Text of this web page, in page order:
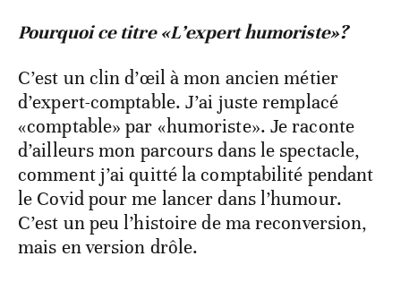
Pourquoi ce titre «L’expert humoriste»?
C’est un clin d’œil à mon ancien métier
d’expert-comptable. J’ai juste remplacé
«comptable» par «humoriste». Je raconte
d’ailleurs mon parcours dans le spectacle,
comment j’ai quitté la comptabilité pendant
le Covid pour me lancer dans l’humour.
C’est un peu l’histoire de ma reconversion,
mais en version drôle.